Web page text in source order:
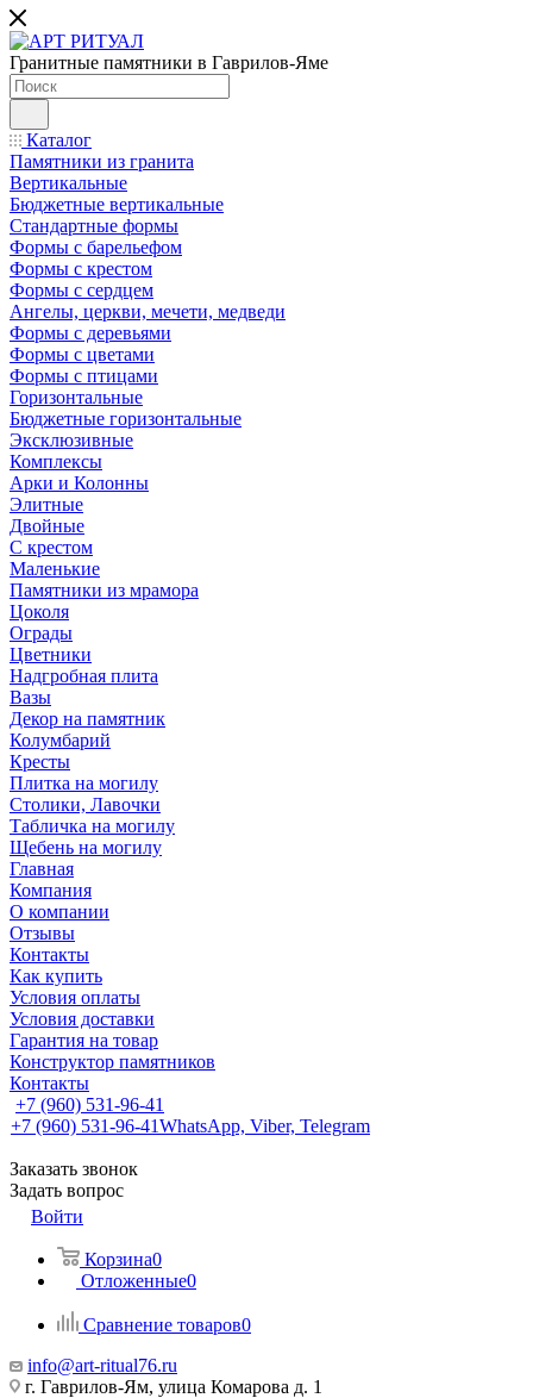
Гранитные памятники в Гаврилов-Яме
Каталог
Памятники из гранита
Вертикальные
Бюджетные вертикальные
Стандартные формы
Формы с барельефом
Формы с крестом
Формы с сердцем
Ангелы, церкви, мечети, медведи
Формы с деревьями
Формы с цветами
Формы с птицами
Горизонтальные
Бюджетные горизонтальные
Эксклюзивные
Комплексы
Арки и Колонны
Элитные
Двойные
С крестом
Маленькие
Памятники из мрамора
Цоколя
Ограды
Цветники
Надгробная плита
Вазы
Декор на памятник
Колумбарий
Кресты
Плитка на могилу
Столики, Лавочки
Табличка на могилу
Щебень на могилу
Главная
Компания
О компании
Отзывы
Контакты
Как купить
Условия оплаты
Условия доставки
Гарантия на товар
Конструктор памятников
Контакты
+7 (960) 531-96-41
+7 (960) 531-96-41WhatsApp, Viber, Telegram
Заказать звонок
Задать вопрос
Войти
Корзина0
Отложенные0
Сравнение товаров0
info@art-ritual76.ru
г. Гаврилов-Ям, улица Комарова д. 1